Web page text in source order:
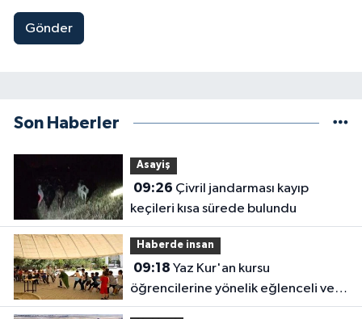
Gönder
Son Haberler
Asayiş
09:26
keçileri kısa sürede bulundu
Haberde insan
09:18
öğrencilerine yönelik eğlenceli ve
eğitici etkinlik